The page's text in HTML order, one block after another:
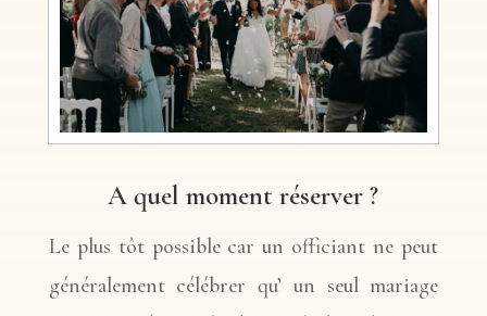
A quel moment réserver ?
Le plus tôt possible car un officiant ne peut
généralement célébrer qu’ un seul mariage